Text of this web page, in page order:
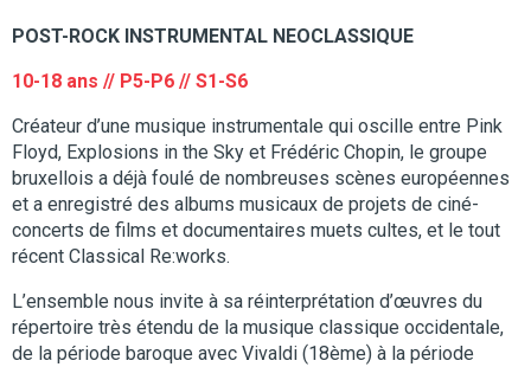
POST-ROCK INSTRUMENTAL NEOCLASSIQUE
10-18 ans // P5-P6 // S1-S6
Créateur d’une musique instrumentale qui oscille entre Pink
Floyd, Explosions in the Sky et Frédéric Chopin, le groupe
bruxellois a déjà foulé de nombreuses scènes européennes
et a enregistré des albums musicaux de projets de ciné-
concerts de films et documentaires muets cultes, et le tout
récent Classical Re:works.
L’ensemble nous invite à sa réinterprétation d’œuvres du
répertoire très étendu de la musique classique occidentale,
de la période baroque avec Vivaldi (18ème) à la période